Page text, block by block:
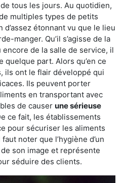
tous les jours. Au quotidien,
multiples types de petits
d’assez étonnant vu que le lieu
manger. Qu’il s’agisse de la
encore de la salle de service, il
part. Alors qu’en ce
ils ont le flair développé qui
Ils peuvent porter
en transportant avec
de causer une sérieuse
ce fait, les établissements
pour sécuriser les aliments
noter que l’hygiène d’un
son image et représente
séduire des clients.